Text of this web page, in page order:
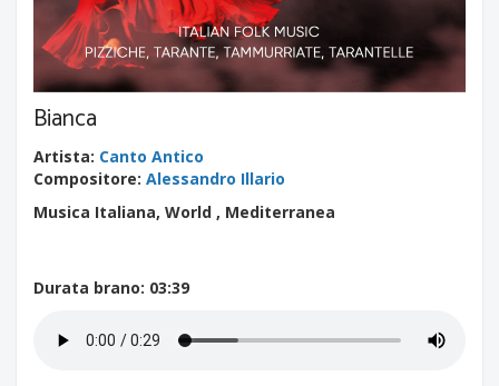
Bianca
Artista: Canto Antico
Compositore: Alessandro Illario
Musica Italiana, World , Mediterranea
Durata brano: 03:39